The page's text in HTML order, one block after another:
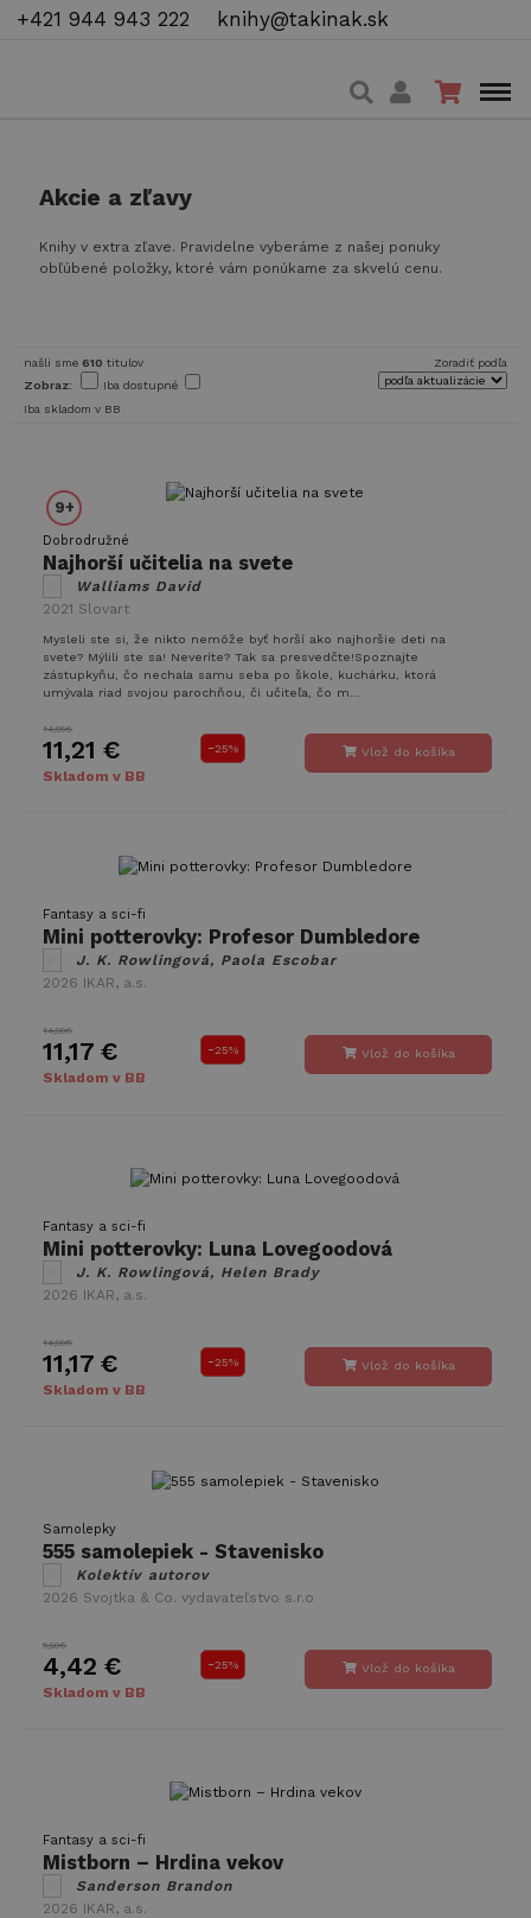
+421 944 943 222 knihy@takinak.sk
Akcie a zľavy
Knihy v extra zľave. Pravidelne vyberáme z našej ponuky
obľúbené položky, ktoré vám ponúkame za skvelú cenu.
našli sme 610 titulov
Zobraz:
Iba dostupné
Iba skladom v BB
Zoradiť podľa
9+
Dobrodružné
Najhorší učitelia na svete
Walliams David
2021 Slovart
Mysleli ste si, že nikto nemôže byť horší ako najhoršie deti na
svete? Mýlili ste sa! Neveríte? Tak sa presvedčte!Spoznajte
zástupkyňu, čo nechala samu seba po škole, kuchárku, ktorá
umývala riad svojou parochňou, či učiteľa, čo m...
14,95€
11,21 €
Skladom v BB
-25% Vlož do košíka
Fantasy a sci-fi
Mini potterovky: Profesor Dumbledore
J. K. Rowlingová, Paola Escobar
2026 IKAR, a.s.
14,90€
11,17 €
Skladom v BB
-25% Vlož do košíka
Fantasy a sci-fi
Mini potterovky: Luna Lovegoodová
J. K. Rowlingová, Helen Brady
2026 IKAR, a.s.
14,90€
11,17 €
Skladom v BB
-25% Vlož do košíka
Samolepky
555 samolepiek - Stavenisko
Kolektív autorov
2026 Svojtka & Co. vydavateľstvo s.r.o
5,90€
4,42 €
Skladom v BB
-25% Vlož do košíka
Fantasy a sci-fi
Mistborn – Hrdina vekov
Sanderson Brandon
2026 IKAR, a.s.